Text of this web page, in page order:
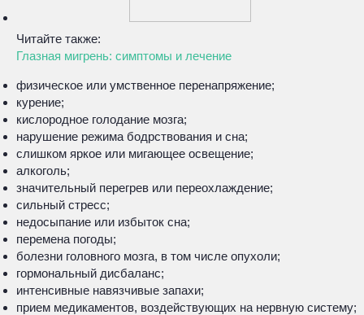
Читайте также:
Глазная мигрень: симптомы и лечение
физическое или умственное перенапряжение;
курение;
кислородное голодание мозга;
нарушение режима бодрствования и сна;
слишком яркое или мигающее освещение;
алкоголь;
значительный перегрев или переохлаждение;
сильный стресс;
недосыпание или избыток сна;
перемена погоды;
болезни головного мозга, в том числе опухоли;
гормональный дисбаланс;
интенсивные навязчивые запахи;
прием медикаментов, воздействующих на нервную систему;